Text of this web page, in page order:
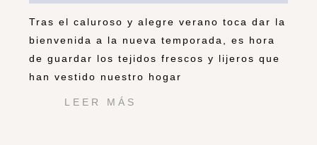
Tras el caluroso y alegre verano toca dar la
bienvenida a la nueva temporada, es hora
de guardar los tejidos frescos y lijeros que
han vestido nuestro hogar
LEER MÁS